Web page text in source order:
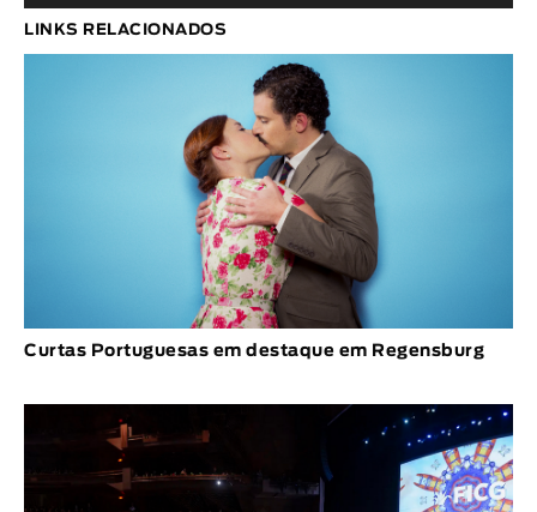
LINKS RELACIONADOS
Curtas Portuguesas em destaque em Regensburg